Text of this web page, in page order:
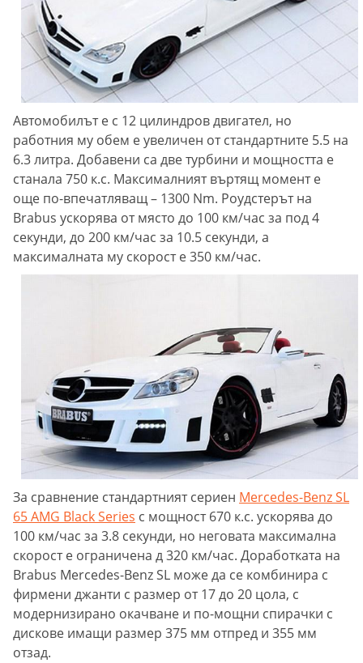
Автомобилът е с 12 цилиндров двигател, но
работния му обем е увеличен от стандартните 5.5 на
6.3 литра. Добавени са две турбини и мощността е
станала 750 к.с. Максималният въртящ момент е
още по-впечатляващ – 1300 Nm. Роудстерът на
Brabus ускорява от място до 100 км/час за под 4
секунди, до 200 км/час за 10.5 секунди, а
максималната му скорост е 350 км/час.
За сравнение стандартният сериен Mercedes-Benz SL
65 AMG Black Series с мощност 670 к.с. ускорява до
100 км/час за 3.8 секунди, но неговата максимална
скорост е ограничена д 320 км/час. Доработката на
Brabus Mercedes-Benz SL може да се комбинира с
фирмени джанти с размер от 17 до 20 цола, с
модернизирано окачване и по-мощни спирачки с
дискове имащи размер 375 мм отпред и 355 мм
отзад.